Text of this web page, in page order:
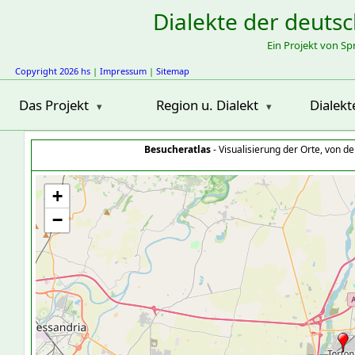
Dialekte der
Ein Projekt von
Copyright 2026 hs | Impressum | Sitemap
Das Projekt Region u. Dialekt
Besucheratlas- Visualisierung der Orte, von
+
−